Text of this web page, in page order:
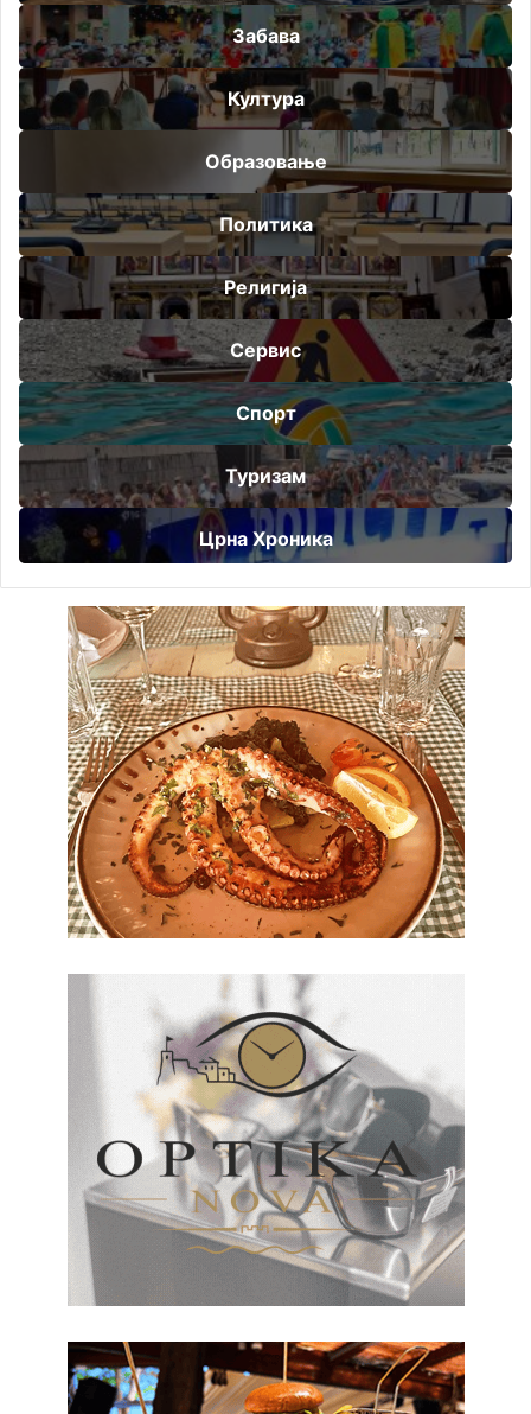
Забава
Култура
Образовање
Политика
Религија
Сервис
Спорт
Туризам
Црна Хроника